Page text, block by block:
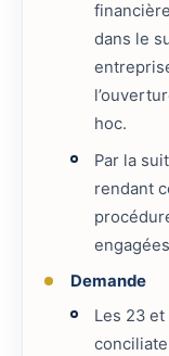
dans le
hoc.
Par la
rendant
Demande
Les 23